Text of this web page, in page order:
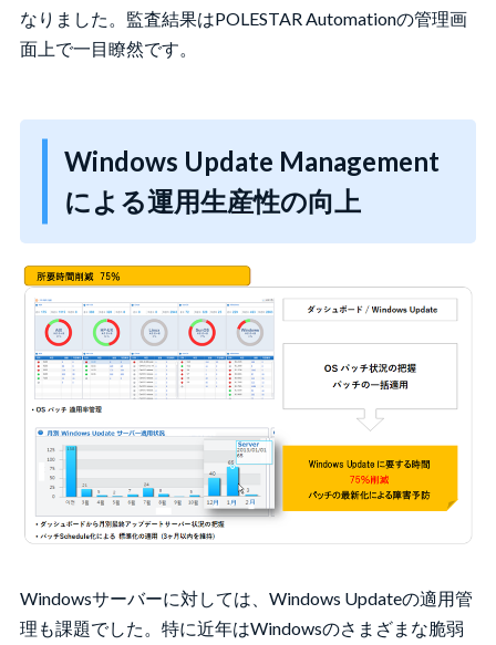
なりました。監査結果はPOLESTAR Automationの管理画
面上で一目瞭然です。
Windows Update Management
による運用生産性の向上
Windowsサーバーに対しては、Windows Updateの適用管
理も課題でした。特に近年はWindowsのさまざまな脆弱